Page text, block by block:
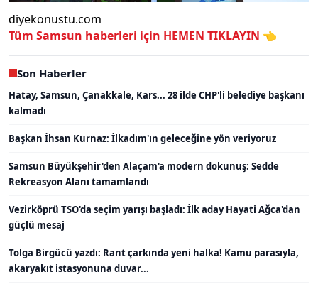
diyekonustu.com
Tüm Samsun haberleri için HEMEN TIKLAYIN 👈
Son Haberler
Hatay, Samsun, Çanakkale, Kars... 28 ilde CHP'li belediye başkanı
kalmadı
Başkan İhsan Kurnaz: İlkadım'ın geleceğine yön veriyoruz
Samsun Büyükşehir'den Alaçam'a modern dokunuş: Sedde
Rekreasyon Alanı tamamlandı
Vezirköprü TSO'da seçim yarışı başladı: İlk aday Hayati Ağca'dan
güçlü mesaj
Tolga Birgücü yazdı: Rant çarkında yeni halka! Kamu parasıyla,
akaryakıt istasyonuna duvar...